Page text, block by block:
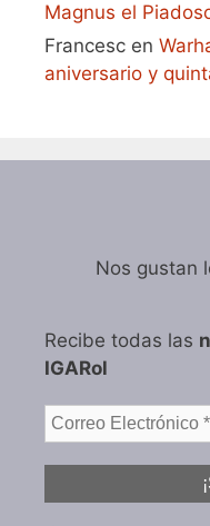
Magnus el
Francesc en
aniversario y
Nos gustan
Recibe todas las
IGARol